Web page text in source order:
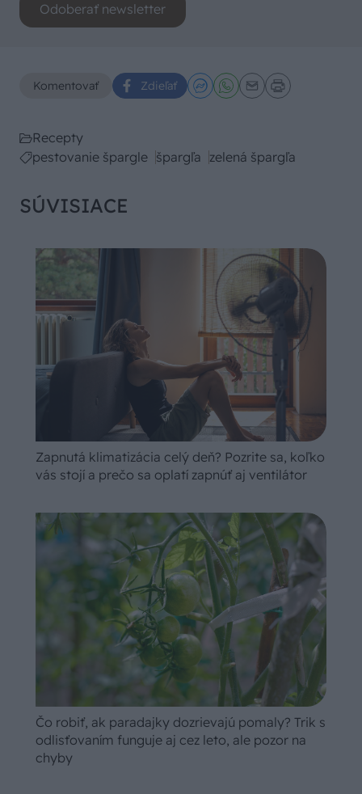
Odoberať newsletter
Komentovať Zdieľať
Recepty
pestovanie špargle špargľa zelená špargľa
SÚVISIACE
Zapnutá klimatizácia celý deň? Pozrite sa, koľko
vás stojí a prečo sa oplatí zapnúť aj ventilátor
Čo robiť, ak paradajky dozrievajú pomaly? Trik s
odlisťovaním funguje aj cez leto, ale pozor na
chyby